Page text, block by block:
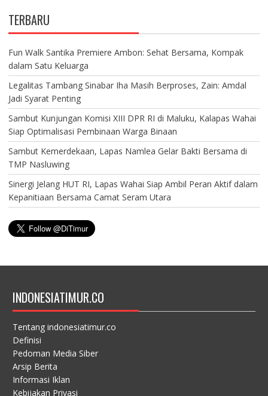
TERBARU
Fun Walk Santika Premiere Ambon: Sehat Bersama, Kompak
dalam Satu Keluarga
Legalitas Tambang Sinabar Iha Masih Berproses, Zain: Amdal
Jadi Syarat Penting
Sambut Kunjungan Komisi XIII DPR RI di Maluku, Kalapas Wahai
Siap Optimalisasi Pembinaan Warga Binaan
Sambut Kemerdekaan, Lapas Namlea Gelar Bakti Bersama di
TMP Nasluwing
Sinergi Jelang HUT RI, Lapas Wahai Siap Ambil Peran Aktif dalam
Kepanitiaan Bersama Camat Seram Utara
INDONESIATIMUR.CO
Tentang indonesiatimur.co
Definisi
Pedoman Media Siber
Arsip Berita
Informasi Iklan
Kebijakan Privasi